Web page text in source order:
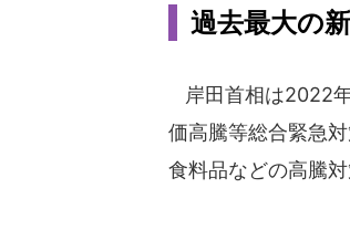
過去最大の
岸田首相は2022
価高騰等総合緊急
食料品などの高騰